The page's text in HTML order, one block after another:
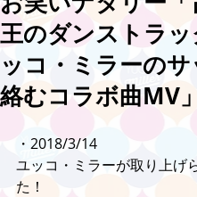
王のダンストラ
ッコ・ミラーの
絡むコラボ曲MV」
・2018/3/14
ユッコ・ミラーが取り上げ
た！